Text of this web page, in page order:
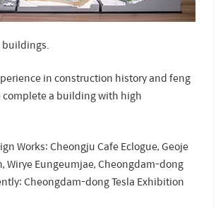
buildings.
in construction history and feng
complete a building with high
Works: Cheongju Cafe Eclogue, Geoje
Wirye Eungeumjae, Cheongdam-dong
Cheongdam-dong Tesla Exhibition